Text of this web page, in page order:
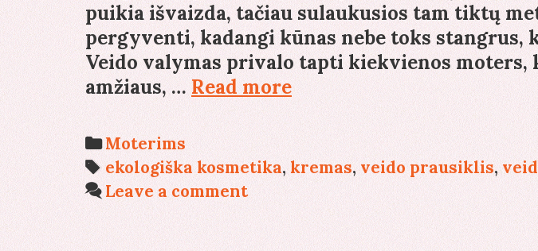
puikia išvaizda, tačiau sulaukusios tam tiktų
pergyventi, kadangi kūnas nebe toks stangrus,
Veido valymas privalo tapti kiekvienos moters,
amžiaus, … Read moreKą
užtikrina
reguliarus
veido
valymas
specialiomis
priemonėmis?
Categories
Moterims
Tags
ekologiška kosmetika, kremas,veido prausiklis,
Leave a comment